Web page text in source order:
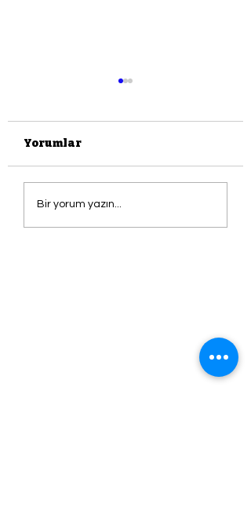
Seyit Kemal
Karaalioğlu
Yorumlar
Bir yorum yazın...